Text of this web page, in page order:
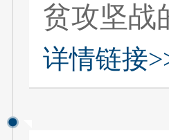
贫攻坚战
详情链接